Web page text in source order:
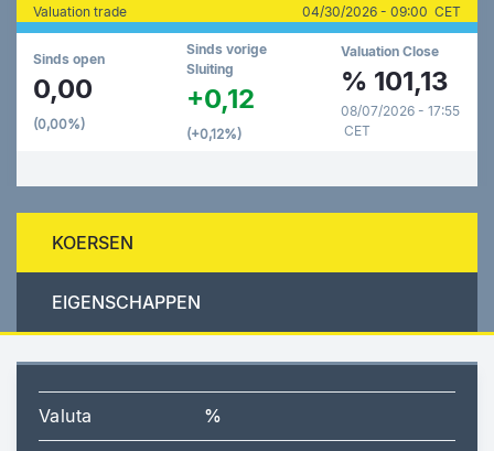
Valuation trade 04/30/2026 - 09:00 CET
Sinds open
0,00
(0,00%)
Sinds vorige
Sluiting
+0,12
(+0,12%)
Valuation Close
% 101,13
08/07/2026 - 17:55
CET
KOERSEN
EIGENSCHAPPEN
Valuta %